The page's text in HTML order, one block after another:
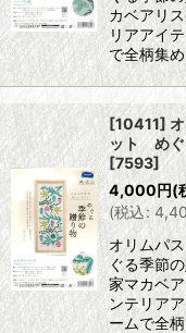
カベアリ
リアアイ
で全柄集
[10411]
ット めぐ
[7593]
4,000円(
(税込:
オリムパ
ぐる季節
家マカベ
ンテリア
ームで全